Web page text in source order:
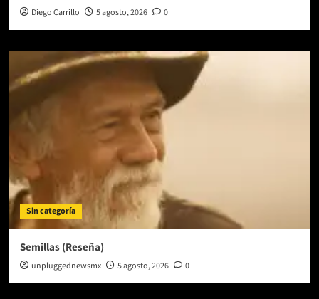
Diego Carrillo 5 agosto, 2026 0
Sin categoría
Semillas (Reseña)
unpluggednewsmx 5 agosto, 2026 0